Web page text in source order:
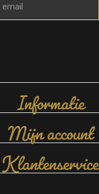
Informatie
Mijn account
Klantenservice